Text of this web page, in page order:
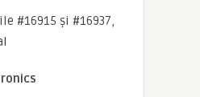
#16915 și #16937,